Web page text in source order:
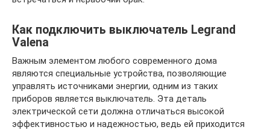
Как подключить выключатель Legrand
Valena
Важным элементом любого современного дома
являются специальные устройства, позволяющие
управлять источниками энергии, одним из таких
приборов является выключатель. Эта деталь
электрической сети должна отличаться высокой
эффективностью и надежностью, ведь ей приходится